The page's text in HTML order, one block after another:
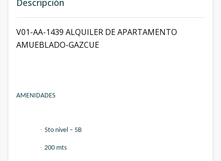
Descripción
V01-AA-1439 ALQUILER DE APARTAMENTO
AMUEBLADO-GAZCUE
AMENIDADES
· 5to nivel – 5B
· 200 mts